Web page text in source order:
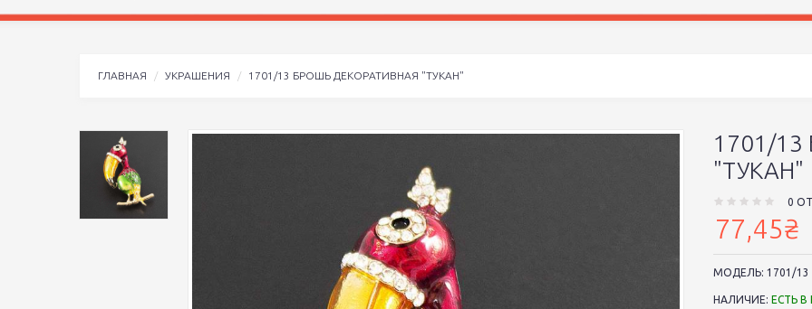
ГЛАВНАЯ УКРАШЕНИЯ 1701/13 БРОШЬ ДЕКОРАТИВНАЯ "ТУКАН"
1701/
"ТУКАН"
0
77,45₴
МОДЕЛЬ: 1701/13
НАЛИЧИЕ: ЕСТЬ